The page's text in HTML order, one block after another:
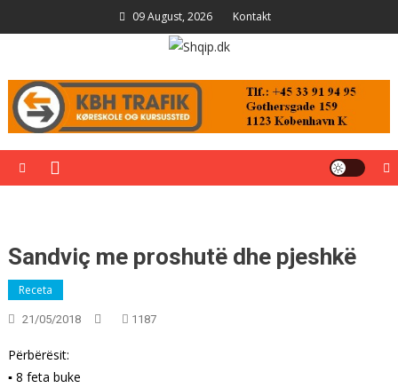
to
09 August, 2026 Kontakt
Sandviç me proshutë dhe pjeshkë
Receta
21/05/2018 1187
Përbërësit:
▪ 8 feta buke